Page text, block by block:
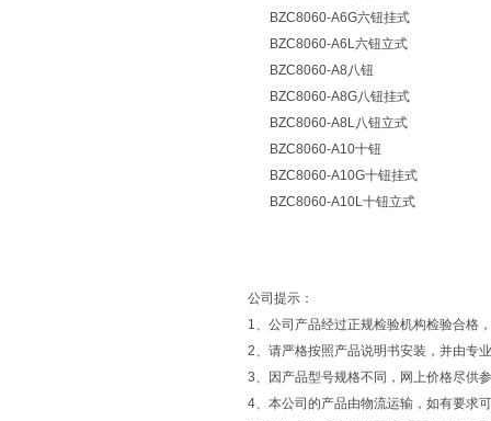
BZC8060-A6G六钮挂式
BZC8060-A6L六钮立式
BZC8060-A8八钮
BZC8060-A8G八钮挂式
BZC8060-A8L八钮立式
BZC8060-A10十钮
BZC8060-A10G十钮挂式
BZC8060-A10L十钮立式
公司提示：
1、公司产品经过正规检验机构检验合格
2、请严格按照产品说明书安装，并由专
3、因产品型号规格不同，网上价格尽供
4、本公司的产品由物流运输，如有要求